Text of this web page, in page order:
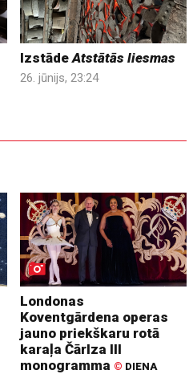
IzstādeAtstātās liesmas
26. jūnijs, 23:24
Londonas
Koventgārdena operas
jauno priekškaru rotā
karaļa Čārlza III
monogramma © DIENA